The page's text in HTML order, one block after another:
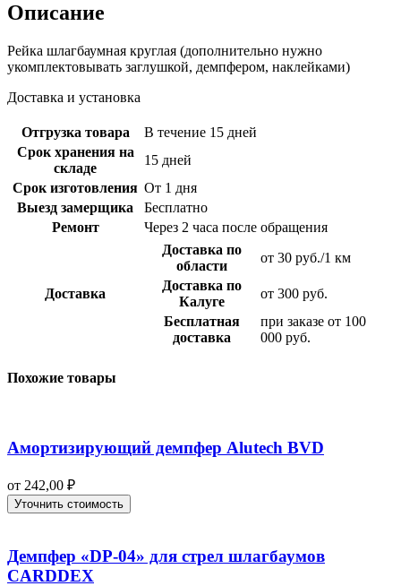
Описание
Рейка шлагбаумная круглая (дополнительно нужно
укомплектовывать заглушкой, демпфером, наклейками)
Доставка и установка
Отгрузка товара
В течение 15 дней
Срок хранения на
складе
15 дней
Срок изготовления От 1 дня
Выезд замерщика
Бесплатно
Ремонт
Через 2 часа после обращения
Доставка
Доставка по
области
от 30 руб./1 км
Доставка по
Калуге
от 300 руб.
Бесплатная
доставка
при заказе от 100
000 руб.
Похожие товары
Амортизирующий демпфер Alutech BVD
от 242,00 ₽
Уточнить стоимость
Демпфер «DP-04» для стрел шлагбаумов
CARDDEX